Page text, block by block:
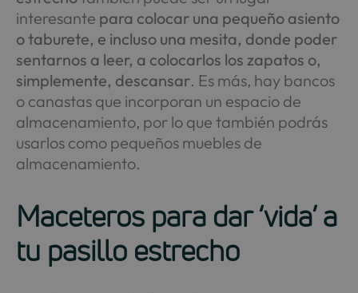
interesante para colocar una pequeño asiento
o taburete, e incluso una mesita, donde poder
sentarnos a leer, a colocarlos los zapatos o,
simplemente, descansar. Es más, hay bancos
o canastas que incorporan un espacio de
almacenamiento, por lo que también podrás
usarlos como pequeños muebles de
almacenamiento.
Maceteros para dar ‘vida’ a
tu pasillo estrecho